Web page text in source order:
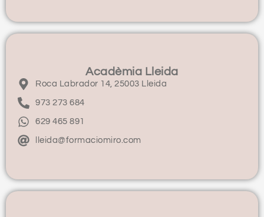
Acadèmia Lleida
Roca Labrador 14, 25003 Lleida
973 273 684
629 465 891
lleida@formaciomiro.com